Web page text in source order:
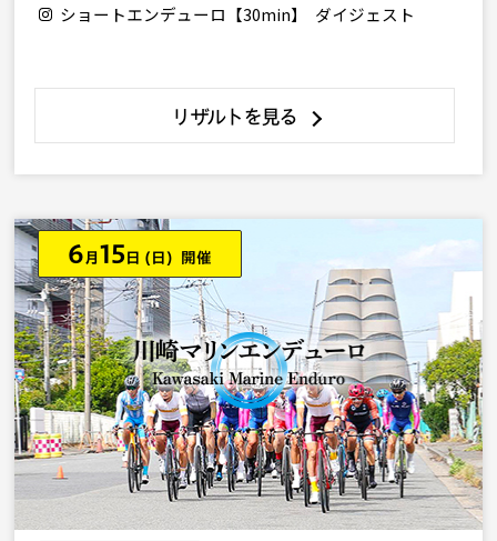
ショートエンデューロ【30min】 ダイジェスト
リザルトを見る
6 月 15 日 (日) 開催